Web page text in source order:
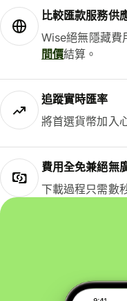
比較匯款服務供
Wise絕無隱藏費
間價結算。
追蹤實時匯率
將首選貨幣加入
費用全免兼絕無
下載過程只需數